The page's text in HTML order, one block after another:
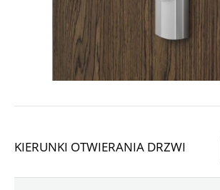
KIERUNKI OTWIERANIA DRZWI